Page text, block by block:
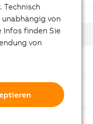
(Datum)
1.4 (04.08.2026) - DE
Technisch
von
Infos finden Sie
von